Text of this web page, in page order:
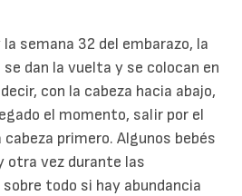
semana 32 del embarazo, la
dan la vuelta y se colocan en
con la cabeza hacia abajo,
el momento, salir por el
primero. Algunos bebés
otra vez durante las
todo si hay abundancia